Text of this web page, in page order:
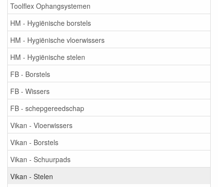
Toolflex Ophangsystemen
HM - Hygiënische borstels
HM - Hygiënische vloerwissers
HM - Hygiënische stelen
FB - Borstels
FB - Wissers
FB - schepgereedschap
Vikan - Vloerwissers
Vikan - Borstels
Vikan - Schuurpads
Vikan - Stelen